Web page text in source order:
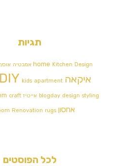
תגיות
home Kitchen Design אמבטיה
איקאה DIY kids apartment
blogday design styling אייטיז craft
אחסון Renovation rugs
לכל הפוסטים